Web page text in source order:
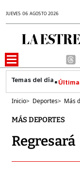
JUEVES 06 AGOSTO 2026
Inicio> Deportes> Más
MÁS DEPORTES
Regresará